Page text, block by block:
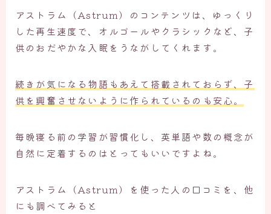
アストラム（Astrum）のコンテンツは、ゆっくり
した再生速度で、オルゴールやクラシックなど、子
供のおだやかな入眠をうながしてくれます。
続きが気になる物語もあえて搭載されておらず、子
供を興奮させないように作られているのも安心。
毎晩寝る前の学習が習慣化し、英単語や数の概念が
自然に定着するのはとってもいいですよね。
アストラム（Astrum）を使った人の口コミを、他
にも調べてみると